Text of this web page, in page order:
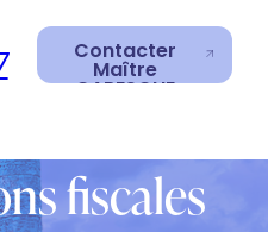
Contacter
Maître
CARESCHE
Contacter
fiscales